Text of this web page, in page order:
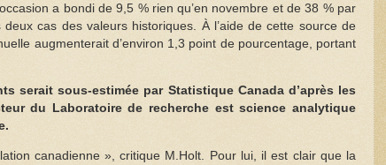
a bondi de 9,5 % rien qu’en novembre et de 38 % par
cas des valeurs historiques. À l’aide de cette source de
augmenterait d’environ 1,3 point de pourcentage, portant
serait sous-estimée par Statistique Canada d’après les
du Laboratoire de recherche est science analytique
canadienne », critique M.Holt. Pour lui, il est clair que la